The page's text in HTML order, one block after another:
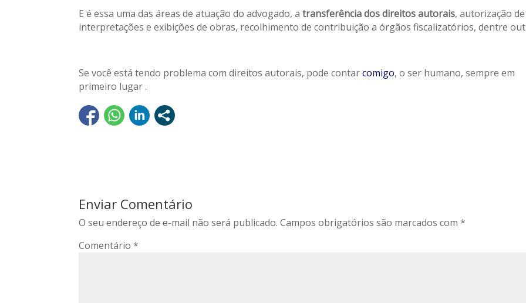
E é essa uma das áreas de atuação do advogado, atransferência dos direitos autorais,autorização de
interpretações e exibições de obras, recolhimento de contribuição a órgãos fiscalizatórios, dentre
Se você está tendo problema com direitos autorais, pode contarcomigo, o ser humano, sempre em
primeiro lugar .
Enviar Comentário
O seu endereço de e-mail não será publicado. Campos obrigatórios são marcados com*
Comentário*